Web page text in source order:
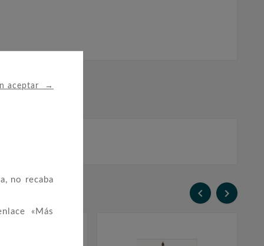
aceptar →
no recaba
«Más
 